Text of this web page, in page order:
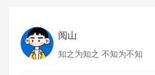
阅山
知之为知之 不知为不知